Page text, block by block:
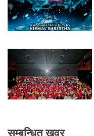
सम्बन्धित खवर